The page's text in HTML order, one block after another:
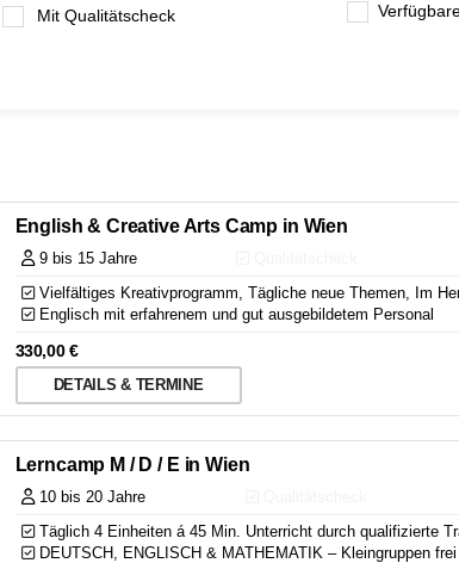
Mit Qualitätscheck
English & Creative Arts Camp in Wien
9 bis 15 Jahre
Vielfältiges Kreativprogramm, Tägliche neue Themen, Im
Englisch mit erfahrenem und gut ausgebildetem Personal
330,00€
DETAILS & TERMINE
Lerncamp M / D / E in Wien
10 bis 20 Jahre
Täglich 4 Einheiten á 45 Min. Unterricht durch qualifizierte
DEUTSCH, ENGLISCH & MATHEMATIK – Kleingruppen frei